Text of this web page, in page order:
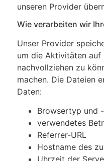
unseren Provider
Wie verarbeiten wir
Unser Provider
um die Aktivitäten auf
nachvollziehen zu
machen. Die Dateien
Daten:
Browsertyp und
verwendetes
Referrer-URL
Hostname des